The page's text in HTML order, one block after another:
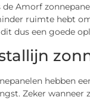
Amorf
ruimte hebt
dus een goede
hebben
Zeker wanneer